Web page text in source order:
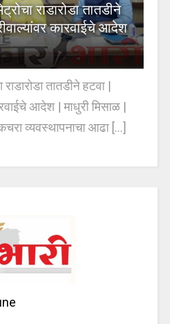
राडारोडा तातडीने
कारवाईचे आदेश
तातडीने हटवा |
आदेश | माधुरी मिसाळ |
व्यवस्थापनाचा आढा [...]